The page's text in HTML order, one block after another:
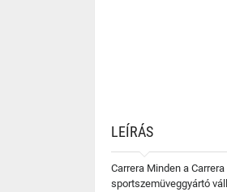
LEÍRÁS
Carrera Minden a
sportszemüveggyártó